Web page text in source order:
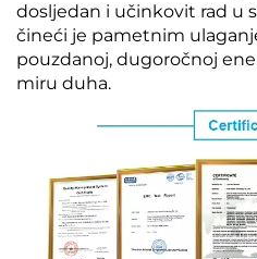
dosljedan i učinkovit rad u
čineći je pametnim
pouzdanoj, dugoročnoj
miru duha.